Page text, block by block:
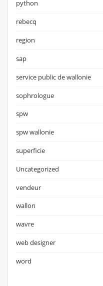
python
rebecq
region
sap
service public de wallonie
sophrologue
spw
spw wallonie
superficie
Uncategorized
vendeur
wallon
wavre
web designer
word